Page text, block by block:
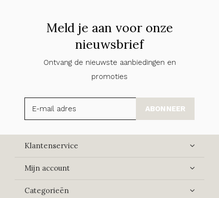
Meld je aan voor onze
nieuwsbrief
Ontvang de nieuwste aanbiedingen en
promoties
ABONNEER
Klantenservice
Mijn account
Categorieën